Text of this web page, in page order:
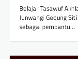
Belajar Tasawuf
Junwangi Gedung
sebagai pembantu…